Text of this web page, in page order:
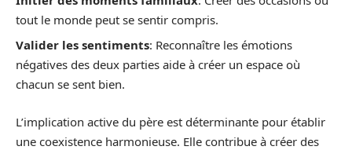
tout le monde peut se sentir compris.
Valider les sentiments: Reconnaître les émotions
négatives des deux parties aide à créer un espace où
chacun se sent bien.
L’implication active du père est déterminante pour établir
une coexistence harmonieuse. Elle contribue à créer des